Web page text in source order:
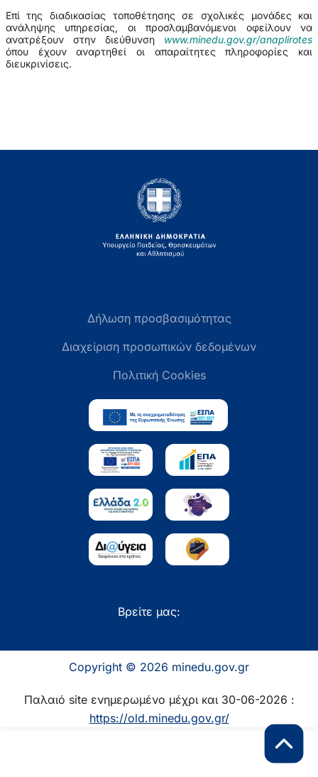
Επί της διαδικασίας τοποθέτησης σε σχολικές μονάδες και
ανάληψης υπηρεσίας, οι προσλαμβανόμενοι οφείλουν να
ανατρέξουν στην διεύθυνση
www.minedu.gov.gr/anaplirotes
όπου έχουν αναρτηθεί οι απαραίτητες πληροφορίες και
διευκρινίσεις.
Δήλωση προσβασιμότητας
Διαχείριση προσωπικών δεδομένων
Πολιτική Cookies
Βρείτε μας:
Copyright © 2026 minedu.gov.gr
Παλαιό site ενημερωμένο μέχρι και 30-06-2026 :
https://old.minedu.gov.gr/
Επιστροφή